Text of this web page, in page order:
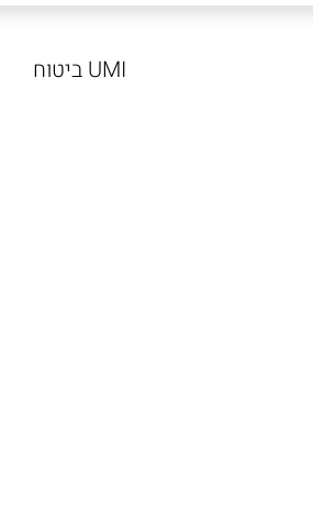
UMI ביטוח